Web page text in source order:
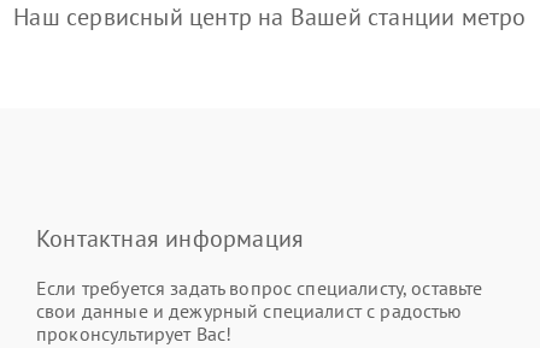
Наш сервисный центр на Вашей станции метро
Контактная информация
Если требуется задать вопрос специалисту, оставьте
свои данные и дежурный специалист с радостью
проконсультирует Вас!